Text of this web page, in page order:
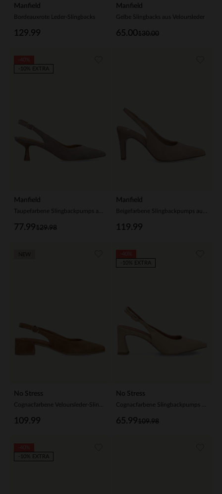
Manfield
Bordeauxrote Leder-Slingbacks
129.99
Manfield
Gelbe Slingbacks aus Veloursleder
130.00
65.00
Manfield
129.98
77.99
-10% EXTRA
Manfield
119.99
No Stress
109.99
No Stress
109.98
65.99
-10% EXTRA
-10% EXTRA